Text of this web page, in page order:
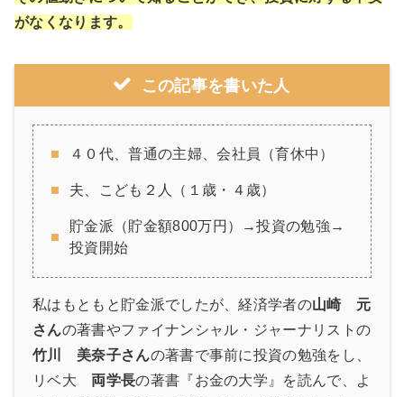
がなくなります。
この記事を書いた人
４０代、普通の主婦、会社員（育休中）
夫、こども２人（１歳・４歳）
貯金派（貯金額800万円）→投資の勉強→
投資開始
私はもともと貯金派でしたが、経済学者の山崎 元
さんの著書やファイナンシャル・ジャーナリストの
竹川 美奈子さんの著書で事前に投資の勉強をし、
リベ大 両学長の著書『お金の大学』を読んで、よ